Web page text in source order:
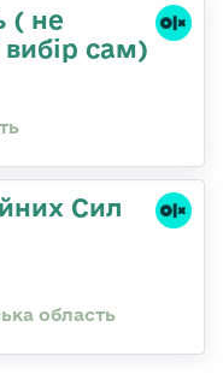
( не
вибір сам)
Сил
область